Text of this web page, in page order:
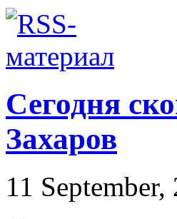
Сегодня
Захаров
11 September,